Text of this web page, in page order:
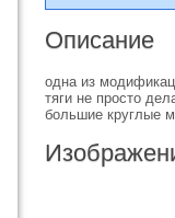
Описание
одна из
тяги не просто
большие круглые